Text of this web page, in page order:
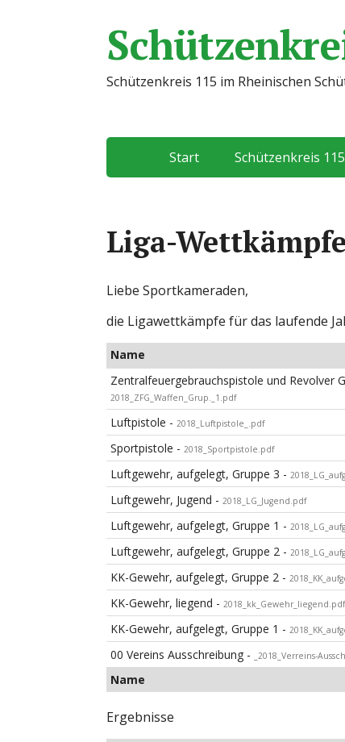
Schützenkreis 115 im Rheinischen
Start Schützenkreis 115
Liga-
Liebe Sportkameraden,
die Ligawettkämpfe für das laufende
Name
Name
Zentralfeuergebrauchspistole und Revolver
2018_ZFG_Waffen_Grup._1.pdf
Luftpistole - 2018_Luftpistole_.pdf
Sportpistole - 2018_Sportpistole.pdf
Luftgewehr, aufgelegt, Gruppe 3 -
Luftgewehr, Jugend - 2018_LG_Jugend.pdf
Luftgewehr, aufgelegt, Gruppe 1 -
Luftgewehr, aufgelegt, Gruppe 2 -
KK-Gewehr, aufgelegt, Gruppe 2 -
KK-Gewehr, liegend - 2018_kk_Gewehr_liegend.pdf
KK-Gewehr, aufgelegt, Gruppe 1 -
00 Vereins Ausschreibung -
_2018_Verreins-
Ergebnisse